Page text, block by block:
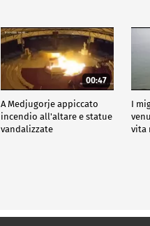
00:47
A Medjugorje appiccato
incendio all'altare e statue
vandalizzate
I
vita